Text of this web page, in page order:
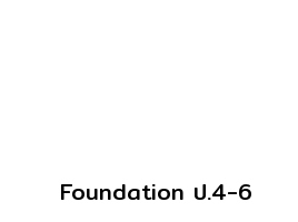
Foundation ป.4-6